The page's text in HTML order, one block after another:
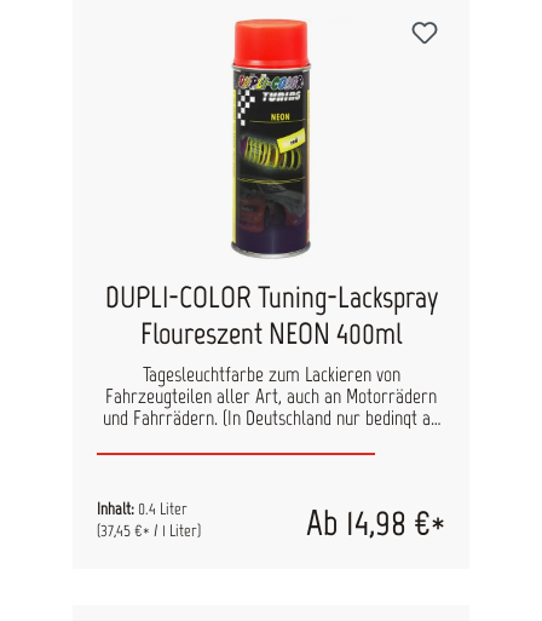
DUPLI-COLOR Tuning-Lackspray
Floureszent NEON 400ml
Tagesleuchtfarbe zum Lackieren von
Fahrzeugteilen aller Art, auch an Motorrädern
und Fahrrädern. (In Deutschland nur bedingt an
Auch für den Gebrauch auf Styropor
nur auf weißem Untergrund höchste
Leuchtkraft, deshalb mit Haftgrund weiß
Inhalt: 0.4 Liter
(37,45 €* / 1 Liter)
Ab 14,98 €*